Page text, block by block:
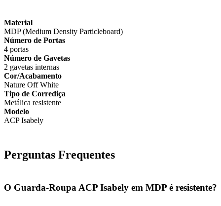
Material
MDP (Medium Density Particleboard)
Número de Portas
4 portas
Número de Gavetas
2 gavetas internas
Cor/Acabamento
Nature Off White
Tipo de Corrediça
Metálica resistente
Modelo
ACP Isabely
Perguntas Frequentes
O Guarda-Roupa ACP Isabely em MDP é resistente?